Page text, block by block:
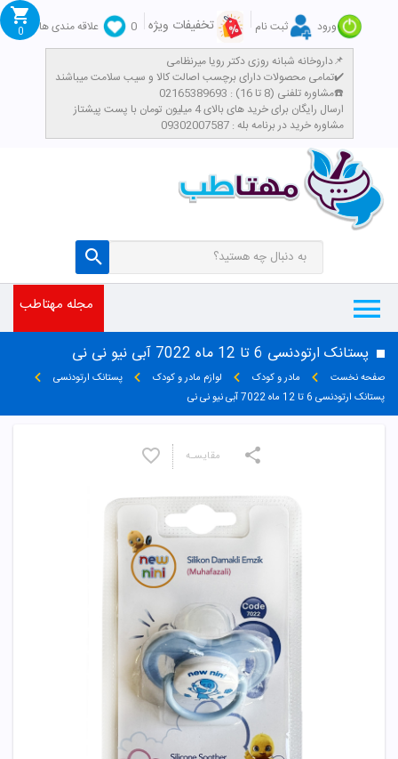
ورود ثبت نام تخفیفات ویژه 0
علاقه مندی ها
داروخانه شبانه روزی دکتر رویا میرنظامی📌
تمامی محصولات دارای برچسب اصالت کالا و سیب سلامت میباشند✔️
مشاوره تلفنی (8 تا 16) : 02165389693☎️
​ارسال رایگان برای خرید های بالای 4 میلیون تومان با پست پیشتاز
مشاوره خرید در برنامه بله : 09302007587
0
مجله مهتاطب
پستانک ارتودنسی 6 تا 12 ماه 7022 آبی نیو نی نی
صفحه نخست مادر و کودک لوازم مادر و کودک
پستانک ارتودنسی
پستانک ارتودنسی 6 تا 12 ماه 7022 آبی نیو نی نی
مقایسـه